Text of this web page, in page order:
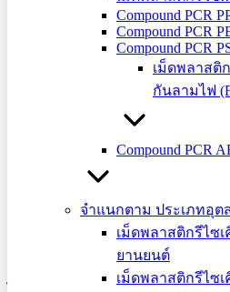
Compound PCR
Compound PCR
Compound PCR
เม็ดพลาสติ
กันลามไฟ
Compound PCR
จำแนกตาม ประเภทอุต
เม็ดพลาสติกรีไซ
ยานยนต์
เม็ดพลาสติกรีไซ
ราคาเม็ดพลาสติก PP
จากวิกฤตฮอร์มุซ — โรง
Plastic ในไทยรับมืออย่า
วิเคราะห์สาเหตุราคา PP, PE, PS
3 กลยุทธ์สำหรับโรงงานผลิตของใ